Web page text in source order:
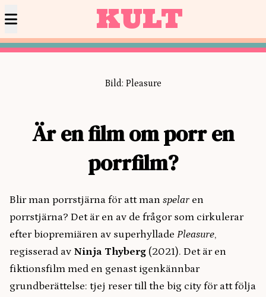
KULT
Bild: Pleasure
Är en film om porr en
porrfilm?
Blir man porrstjärna för att man spelar en
porrstjärna? Det är en av de frågor som cirkulerar
efter biopremiären av superhyllade Pleasure,
regisserad av Ninja Thyberg (2021). Det är en
fiktionsfilm med en genast igenkännbar
grundberättelse: tjej reser till the big city för att följa